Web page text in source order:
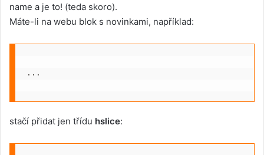
name a je to! (teda skoro).
Máte-li na webu blok s novinkami, například:
...
stačí přidat jen třídu hslice: